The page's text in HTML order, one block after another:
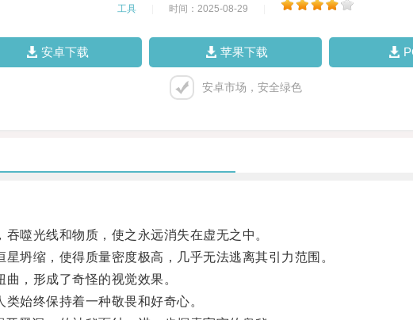
工具 时间：2025-08-29
安卓下载 苹果下载
安卓市场，安全绿色
光线和物质，使之永远消失在虚无之中。
缩，使得质量密度极高，几乎无法逃离其引力范围。
，形成了奇怪的视觉效果。
始终保持着一种敬畏和好奇心。